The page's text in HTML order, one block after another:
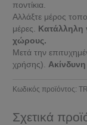
ποντίκια.
Αλλάξτε μέρος
μέρες. Κατάλληλη
χώρους.
Μετά την
χρήσης).Ακίνδυνη
Κωδικός προϊόντος:
Σχετικά